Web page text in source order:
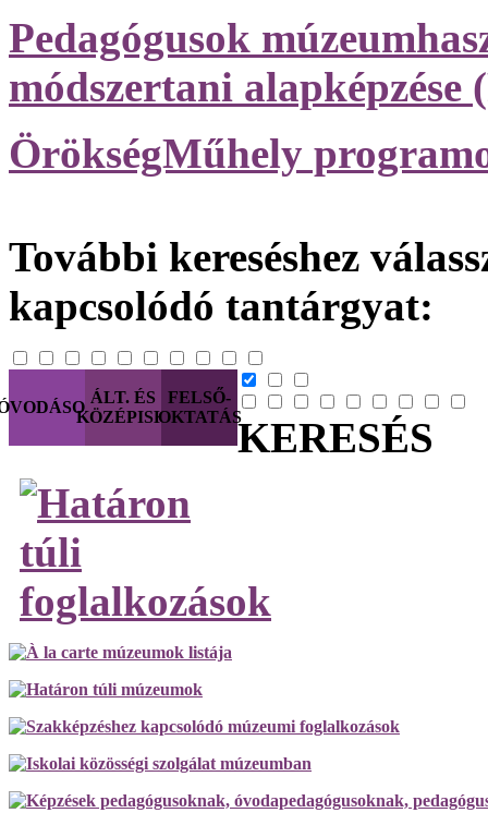
Pedagógusok
módszertani alapképzése
ÖrökségMűhely
További kereséshez
kapcsolódó tantárgyat:
ÁLT. ÉS
KÖZÉPISK.
FELSŐ-
OKTATÁSKERESÉS